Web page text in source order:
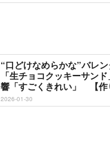
“口どけなめらかな”バレ
「生チョコクッキーサン
響「すごくきれい」 【作
2026-01-30